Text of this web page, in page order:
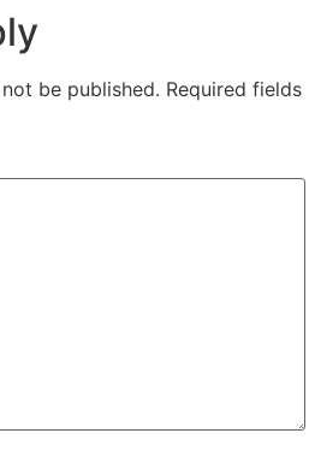
be published. Required fields